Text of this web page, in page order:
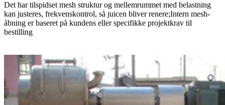
Det har tilspidset mesh struktur og mellemrummet med belastning
kan justeres, frekvenskontrol, så juicen bliver renere;Intern mesh-
åbning er baseret på kundens eller specifikke projektkrav til
bestilling